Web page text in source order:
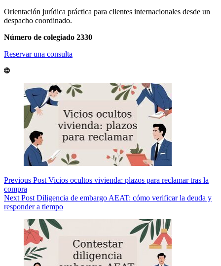
Orientación jurídica práctica para clientes internacionales desde un
despacho coordinado.
Número de colegiado 2330
Reservar una consulta
Previous Post Vicios ocultos vivienda: plazos para reclamar tras la
compra
Next Post Diligencia de embargo AEAT: cómo verificar la deuda y
responder a tiempo